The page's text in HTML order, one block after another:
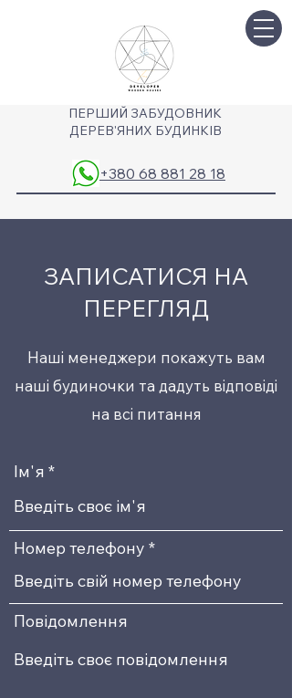
ПЕРШИЙ ЗАБУДОВНИК
ДЕРЕВ'ЯНИХ БУДИНКІВ
+380 68 881 28 18
ЗАПИСАТИСЯ НА
ПЕРЕГЛЯД
Наші менеджери покажуть вам
наші будиночки та дадуть відповіді
на всі питання
Ім'я
Номер телефону
Повідомлення